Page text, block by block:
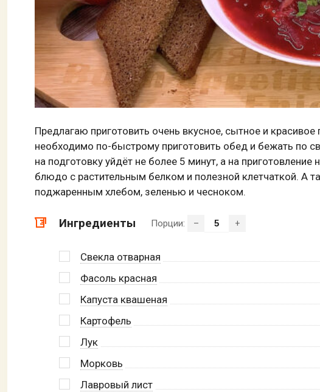
Предлагаю приготовить очень вкусное, сытное и
необходимо по-быстрому приготовить обед и бежать по
на подготовку уйдёт не более 5 минут, а на
блюдо с растительным белком и полезной клетчаткой. А
поджаренным хлебом, зеленью и чесноком.
Ингредиенты Порции: – +
Свекла отварная
Фасоль красная
Капуста квашеная
Картофель
Лук
Морковь
Лавровый лист